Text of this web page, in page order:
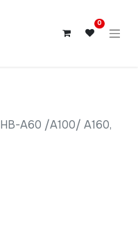
0
A60 /A100/ A160,